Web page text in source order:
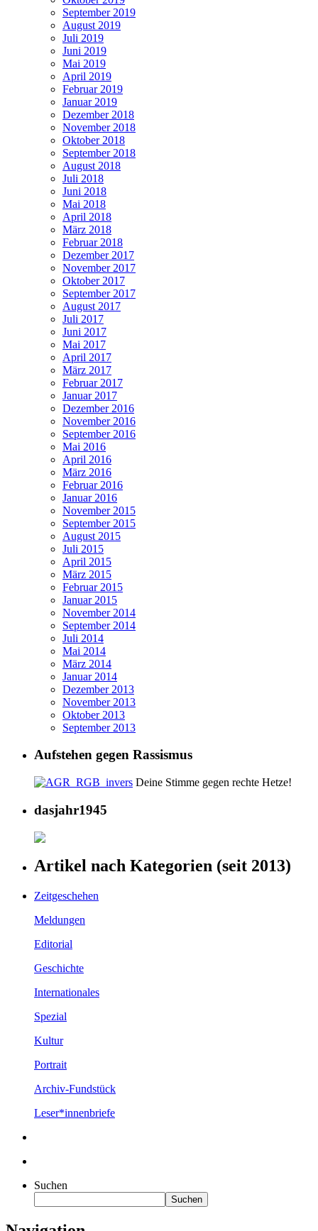
September 2019
August 2019
Juli 2019
Juni 2019
Mai 2019
April 2019
Februar 2019
Januar 2019
Dezember 2018
November 2018
Oktober 2018
September 2018
August 2018
Juli 2018
Juni 2018
Mai 2018
April 2018
März 2018
Februar 2018
Dezember 2017
November 2017
Oktober 2017
September 2017
August 2017
Juli 2017
Juni 2017
Mai 2017
April 2017
März 2017
Februar 2017
Januar 2017
Dezember 2016
November 2016
September 2016
Mai 2016
April 2016
März 2016
Februar 2016
Januar 2016
November 2015
September 2015
August 2015
Juli 2015
April 2015
März 2015
Februar 2015
Januar 2015
November 2014
September 2014
Juli 2014
Mai 2014
März 2014
Januar 2014
Dezember 2013
November 2013
Oktober 2013
September 2013
Aufstehen gegen Rassismus
Deine Stimme gegen rechte Hetze!
dasjahr1945
Artikel nach Kategorien (seit 2013)
Zeitgeschehen
Meldungen
Editorial
Geschichte
Internationales
Spezial
Kultur
Portrait
Archiv-Fundstück
Leser*innenbriefe
Suchen
Suchen